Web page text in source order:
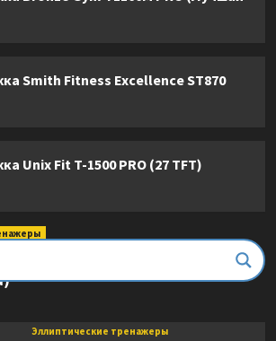
Smith Fitness Excellence ST870
Unix Fit T-1500 PRO (27 TFT)
тренажер DFC E8745T
Эллиптические тренажеры